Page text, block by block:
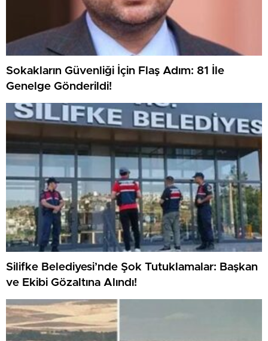
Sokakların Güvenliği İçin Flaş Adım: 81 İle
Genelge Gönderildi!
Silifke Belediyesi’nde Şok Tutuklamalar: Başkan
ve Ekibi Gözaltına Alındı!